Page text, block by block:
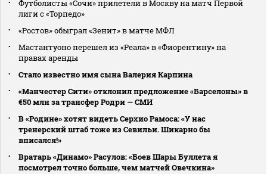
Футболисты «Сочи» прилетели в Москву на матч Первой
лиги с «Торпедо»
«Ростов» обыграл «Зенит» в матче МФЛ
Мастантуоно перешел из «Реала» в «Фиорентину» на
правах аренды
Стало известно имя сына Валерия Карпина
«Манчестер Сити» отклонил предложение «Барселоны» в
€50 млн за трансфер Родри — СМИ
В «Родине» хотят видеть Серхио Рамоса: «У нас
тренерский штаб тоже из Севильи. Шикарно бы
вписался!»
Вратарь «Динамо» Расулов: «Боев Шары Буллета я
посмотрел точно больше, чем матчей Овечкина»